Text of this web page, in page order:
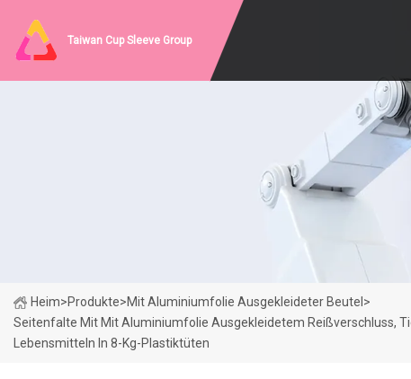
Taiwan Cup Sleeve Group
Heim>Produkte>Mit Aluminiumfolie Ausgekleideter Beutel >
Seitenfalte Mit Mit Aluminiumfolie Ausgekleidetem Reißverschluss,
Lebensmitteln In 8-Kg-Plastiktüten